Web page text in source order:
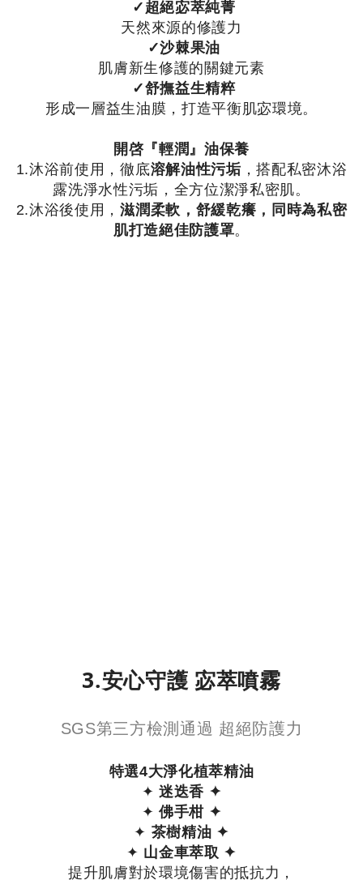
✓超絕宓萃純菁
天然來源的修護力
✓沙棘果油
肌膚新生修護的關鍵元素
✓舒撫益生精粹
形成一層益生油膜，打造平衡肌宓環境。
開啓『輕潤』油保養
1.沐浴前使用，徹底溶解油性污垢 ，搭配私密沐浴
露洗淨水性污垢，全方位潔淨私密肌。
2.沐浴後使用，滋潤柔軟，舒緩乾癢，同時為私密
肌打造絕佳防護罩。
3.安心守護 宓萃噴霧
SGS第三方檢測通過 超絕防護力
特選4大淨化植萃精油
✦ 迷迭香 ✦
✦ 佛手柑 ✦
✦ 茶樹精油 ✦
✦ 山金車萃取 ✦
提升肌膚對於環境傷害的抵抗力，